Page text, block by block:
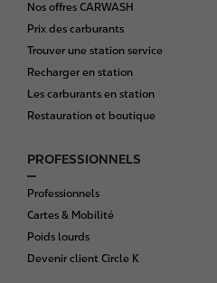
Nos offres CARWASH
Prix des carburants
Trouver une station service
Recharger en station
Les carburants en station
Restauration et boutique
PROFESSIONNELS
Professionnels
Cartes & Mobilité
Poids lourds
Devenir client Circle K